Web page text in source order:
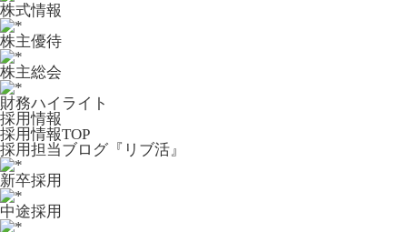
株式情報
株主優待
株主総会
財務ハイライト
採用情報
採用情報TOP
採用担当ブログ『リブ活』
新卒採用
中途採用